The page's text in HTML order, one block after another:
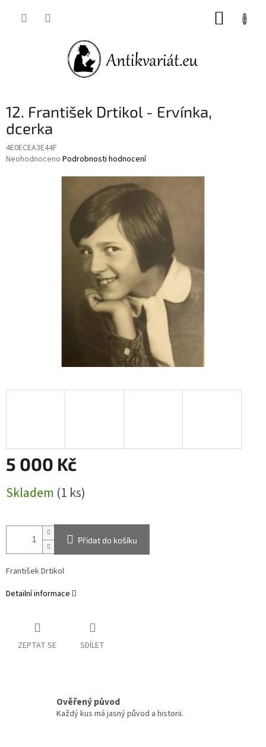
12. František Drtikol - Ervínka,
dcerka
4E0ECEA3E44F
Průměrné
Neohodnoceno Podrobnosti hodnocení
5 000 Kč
cena:
Skladem (1 ks)
Přidat do košíku
František Drtikol
Detailní informace
ZEPTAT SE SDÍLET
Ověřený původ
Každý kus má jasný původ a historii.